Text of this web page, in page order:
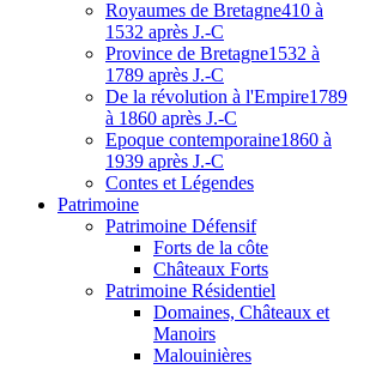
Royaumes de Bretagne410 à
1532 après J.-C
Province de Bretagne1532 à
1789 après J.-C
De la révolution à l'Empire1789
à 1860 après J.-C
Epoque contemporaine1860 à
1939 après J.-C
Contes et Légendes
Patrimoine
Patrimoine Défensif
Forts de la côte
Châteaux Forts
Patrimoine Résidentiel
Domaines, Châteaux et
Manoirs
Malouinières